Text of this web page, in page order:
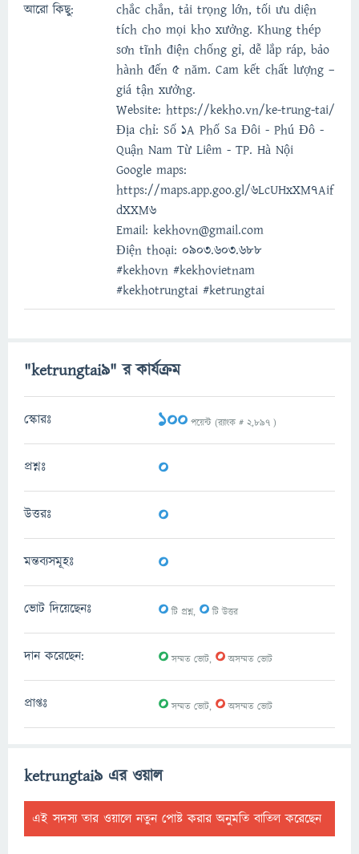
আরো কিছু:
chắc chắn, tải trọng lớn, tối ưu diện
tích cho mọi kho xưởng. Khung thép
sơn tĩnh điện chống gỉ, dễ lắp ráp, bảo
hành đến 5 năm. Cam kết chất lượng –
giá tận xưởng.
Website: https://kekho.vn/ke-trung-tai/
Địa chỉ: Số 1A Phố Sa Đôi - Phú Đô -
Quận Nam Từ Liêm - TP. Hà Nội
Google maps:
https://maps.app.goo.gl/6LcUHxXM7Aif
dXXM6
Email: kekhovn@gmail.com
Điện thoại: 0903.603.688
#kekhovn #kekhovietnam
#kekhotrungtai #ketrungtai
"ketrungtai9" র কার্যক্রম
স্কোরঃ 100 পয়েন্ট (র‌্যাংক # 2,897 )
প্রশ্নঃ 0
উত্তরঃ 0
মন্তব্যসমূহঃ 0
ভোট দিয়েছেনঃ 0টি প্রশ্ন, 0টি উত্তর
দান করেছেন: 0সম্মত ভোট, 0অসম্মত ভোট
প্রাপ্তঃ 0সম্মত ভোট, 0অসম্মত ভোট
ketrungtai9 এর ওয়াল
এই সদস্য তার ওয়ালে নতুন পোষ্ট করার অনুমতি বাতিল করেছেন